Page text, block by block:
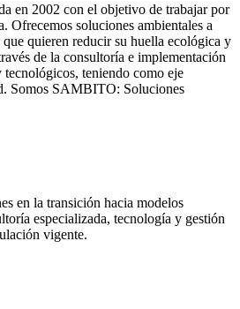
en 2002 con el objetivo de trabajar por
Ofrecemos soluciones ambientales a
que quieren reducir su huella ecológica y
de la consultoría e implementación
tecnológicos, teniendo como eje
Somos SAMBITO: Soluciones
en la transición hacia modelos
especializada, tecnología y gestión
vigente.